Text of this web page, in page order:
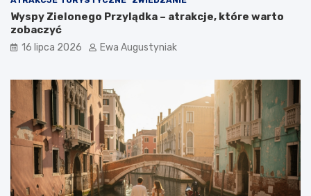
j
e
c
h
?
z
e
n
i
Wyspy Zielonego Przylądka – atrakcje, które warto
zobaczyć
16 lipca 2026 Ewa Augustyniak